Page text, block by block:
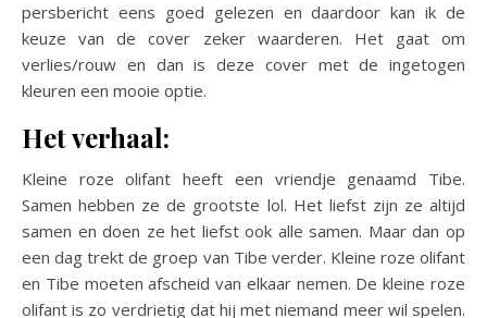
persbericht eens goed gelezen en daardoor kan ik de
keuze van de cover zeker waarderen. Het gaat om
verlies/rouw en dan is deze cover met de ingetogen
kleuren een mooie optie.
Het verhaal:
Kleine roze olifant heeft een vriendje genaamd Tibe.
Samen hebben ze de grootste lol. Het liefst zijn ze altijd
samen en doen ze het liefst ook alle samen. Maar dan op
een dag trekt de groep van Tibe verder. Kleine roze olifant
en Tibe moeten afscheid van elkaar nemen. De kleine roze
olifant is zo verdrietig dat hij met niemand meer wil spelen.